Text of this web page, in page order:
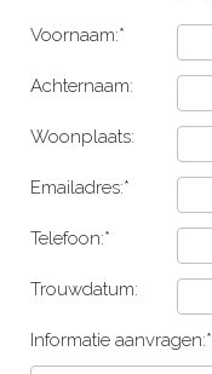
Voornaam:*
Achternaam:
Woonplaats:
Emailadres:*
Telefoon:*
Trouwdatum:
Informatie aanvragen:*